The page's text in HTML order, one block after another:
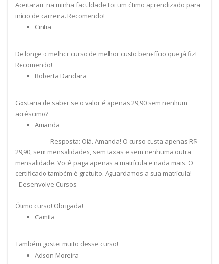
Aceitaram na minha faculdade Foi um ótimo aprendizado para
início de carreira. Recomendo!
Cintia
De longe o melhor curso de melhor custo benefício que já fiz!
Recomendo!
Roberta Dandara
Gostaria de saber se o valor é apenas 29,90 sem nenhum
acréscimo?
Amanda
Resposta: Olá, Amanda! O curso custa apenas R$
29,90, sem mensalidades, sem taxas e sem nenhuma outra
mensalidade. Você paga apenas a matrícula e nada mais. O
certificado também é gratuito. Aguardamos a sua matrícula!
- Desenvolve Cursos
Ótimo curso! Obrigada!
Camila
Também gostei muito desse curso!
Adson Moreira